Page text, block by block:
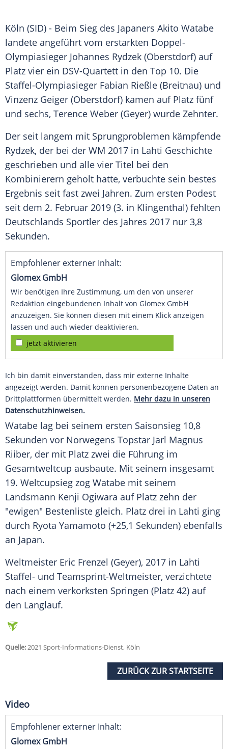
Köln (SID) - Beim Sieg des Japaners Akito Watabe
landete angeführt vom erstarkten Doppel-
Olympiasieger Johannes Rydzek (Oberstdorf) auf
Platz vier ein DSV-Quartett in den Top 10. Die
Staffel-Olympiasieger Fabian Rießle (Breitnau) und
Vinzenz Geiger (Oberstdorf) kamen auf Platz fünf
und sechs, Terence Weber (Geyer) wurde Zehnter.
Der seit langem mit Sprungproblemen kämpfende
Rydzek, der bei der WM 2017 in Lahti Geschichte
geschrieben und alle vier Titel bei den
Kombinierern geholt hatte, verbuchte sein bestes
Ergebnis seit fast zwei Jahren. Zum ersten Podest
seit dem 2. Februar 2019 (3. in Klingenthal) fehlten
Deutschlands Sportler des Jahres 2017 nur 3,8
Sekunden.
Empfohlener externer Inhalt:
Glomex GmbH
Wir benötigen Ihre Zustimmung, um den von unserer
Redaktion eingebundenen Inhalt von Glomex GmbH
anzuzeigen. Sie können diesen mit einem Klick anzeigen
lassen und auch wieder deaktivieren.
jetzt aktivieren
Ich bin damit einverstanden, dass mir externe Inhalte
angezeigt werden. Damit können personenbezogene Daten an
Drittplattformen übermittelt werden. Mehr dazu in unseren
Datenschutzhinweisen.
Watabe lag bei seinem ersten Saisonsieg 10,8
Sekunden vor Norwegens Topstar Jarl Magnus
Riiber, der mit Platz zwei die Führung im
Gesamtweltcup ausbaute. Mit seinem insgesamt
19. Weltcupsieg zog Watabe mit seinem
Landsmann Kenji Ogiwara auf Platz zehn der
"ewigen" Bestenliste gleich. Platz drei in Lahti ging
durch Ryota Yamamoto (+25,1 Sekunden) ebenfalls
an Japan.
Weltmeister Eric Frenzel (Geyer), 2017 in Lahti
Staffel- und Teamsprint-Weltmeister, verzichtete
nach einem verkorksten Springen (Platz 42) auf
den Langlauf.
Quelle:2021 Sport-Informations-Dienst, Köln
ZURÜCK ZUR STARTSEITE
Video
Empfohlener externer Inhalt:
Glomex GmbH